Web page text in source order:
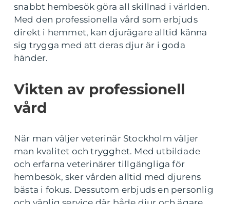
snabbt hembesök göra all skillnad i världen.
Med den professionella vård som erbjuds
direkt i hemmet, kan djurägare alltid känna
sig trygga med att deras djur är i goda
händer.
Vikten av professionell
vård
När man väljer veterinär Stockholm väljer
man kvalitet och trygghet. Med utbildade
och erfarna veterinärer tillgängliga för
hembesök, sker vården alltid med djurens
bästa i fokus. Dessutom erbjuds en personlig